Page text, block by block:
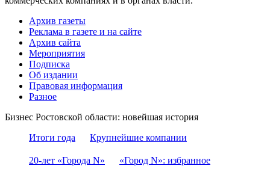
Архив газеты
Реклама в газете и на сайте
Архив сайта
Мероприятия
Подписка
Об издании
Правовая информация
Разное
Бизнес Ростовской области: новейшая история
Итоги года
Крупнейшие компании
20-лет «Города N» «Город N»: избранное